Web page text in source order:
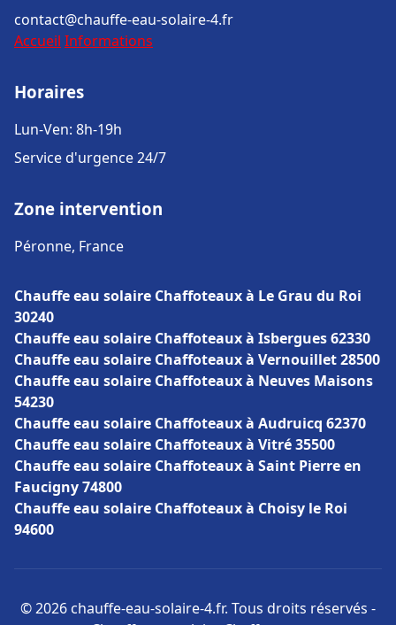
contact@chauffe-eau-solaire-4.fr
Accueil Informations
Horaires
Lun-Ven: 8h-19h
Service d'urgence 24/7
Zone intervention
Péronne, France
Chauffe eau solaire Chaffoteaux à Le Grau du Roi
30240
Chauffe eau solaire Chaffoteaux à Isbergues 62330
Chauffe eau solaire Chaffoteaux à Vernouillet 28500
Chauffe eau solaire Chaffoteaux à Neuves Maisons
54230
Chauffe eau solaire Chaffoteaux à Audruicq 62370
Chauffe eau solaire Chaffoteaux à Vitré 35500
Chauffe eau solaire Chaffoteaux à Saint Pierre en
Faucigny 74800
Chauffe eau solaire Chaffoteaux à Choisy le Roi
94600
© 2026 chauffe-eau-solaire-4.fr. Tous droits réservés -